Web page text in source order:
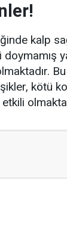
kalp
kötü